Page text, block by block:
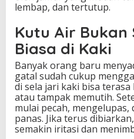
r
a
a
t
n
y
a
n
g
T
e
lembap, dan tertutup.
Kutu Air
Biasa di Kaki
Banyak orang baru
gatal sudah cukup
di sela jari kaki bisa
atau tampak memutih.
mulai pecah,
panas. Jika terus
semakin iritasi dan